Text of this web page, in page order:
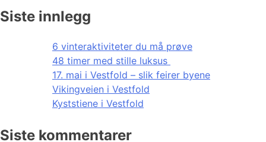
Siste innlegg
6 vinteraktiviteter du må prøve
48 timer med stille luksus
17. mai i Vestfold – slik feirer byene
Vikingveien i Vestfold
Kyststiene i Vestfold
Siste kommentarer